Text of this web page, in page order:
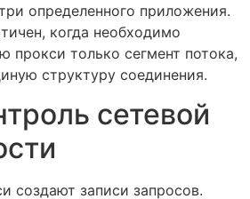
определенного приложения.
когда необходимо
прокси только сегмент потока,
структуру соединения.
сетевой
создают записи запросов.